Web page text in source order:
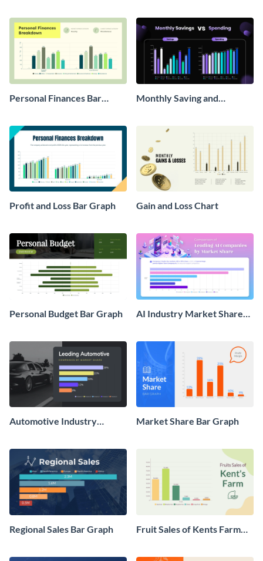
Personal Finances Bar
Monthly Saving and
Profit and Loss Bar Graph Gain and Loss Chart
Personal Budget Bar Graph
AI Industry Market Share
Automotive Industry
Market Share Bar Graph
Regional Sales Bar Graph
Fruit Sales of Kents Farm